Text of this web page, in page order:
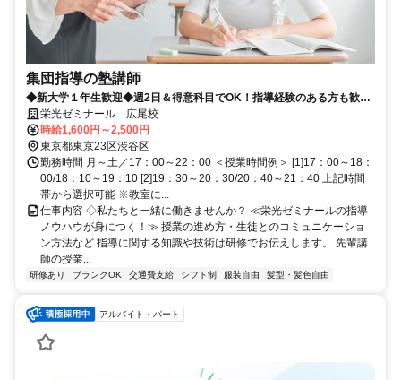
集団指導の塾講師
◆新大学１年生歓迎◆週2日＆得意科目でOK！指導経験のある方も歓迎
♪
栄光ゼミナール 広尾校
時給1,600円～2,500円
東京都東京23区渋谷区
勤務時間 月～土／17：00～22：00 ＜授業時間例＞ [1]17：00～18：
00/18：10～19：10 [2]19：30～20：30/20：40～21：40 上記時間
帯から選択可能 ※教室に...
仕事内容 ◇私たちと一緒に働きませんか？ ≪栄光ゼミナールの指導
ノウハウが身につく！≫ 授業の進め方・生徒とのコミュニケーショ
ン方法など 指導に関する知識や技術は研修でお伝えします。 先輩講
師の授業...
研修あり ブランクOK 交通費支給 シフト制 服装自由 髪型・髪色自由
アルバイト・パート